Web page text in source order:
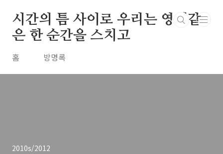
시간의 틈 사이로 우리는 영원같
은 한 순간을 스치고
홈 방명록
2010s/2012